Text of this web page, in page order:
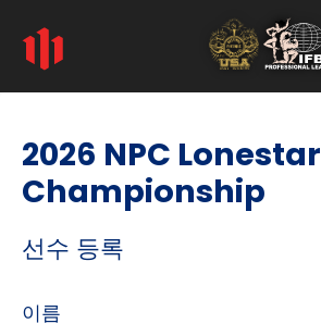
2026 NPC Lonestar
Championship
선수 등록
이름